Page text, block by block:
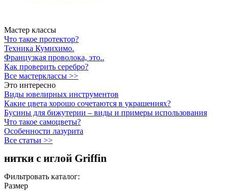
Мастер классы
Что такое протектор?
Техника Кумихимо.
Французкая проволока, это..
Как проверить серебро?
Все мастерклассы >>
Это интересно
Виды ювелирных инструментов
Какие цвета хорошо сочетаются в украшениях?
Бусины для бижутерии – виды и примеры использования
Что такое самоцветы?
Особенности лазурита
Все статьи >>
нитки с иглой Griffin
Фильтровать каталог:
Размер